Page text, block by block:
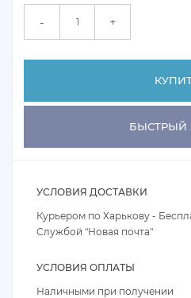
- +
БЫСТРЫЙ
УСЛОВИЯ ДОСТАВКИ
Курьером по Харькову -
Службой "Новая почта"
УСЛОВИЯ ОПЛАТЫ
Наличными при получении